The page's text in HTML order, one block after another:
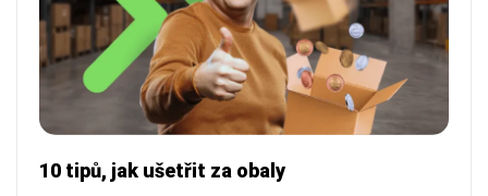
10 tipů, jak ušetřit za obaly